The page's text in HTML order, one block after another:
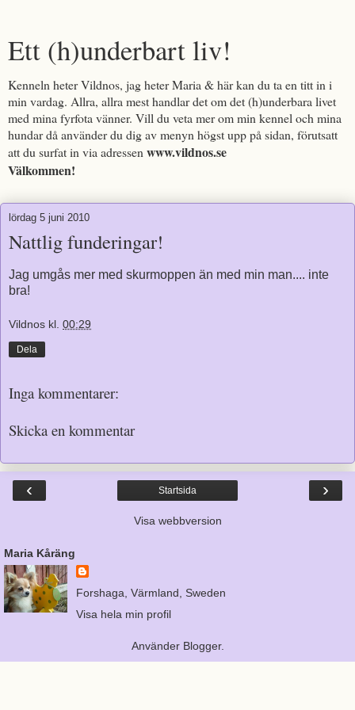
Ett (h)underbart liv!
Kenneln heter Vildnos, jag heter Maria & här kan du ta en titt in i
min vardag. Allra, allra mest handlar det om det (h)underbara livet
med mina fyrfota vänner. Vill du veta mer om min kennel och mina
hundar då använder du dig av menyn högst upp på sidan, förutsatt
att du surfat in via adressen www.vildnos.se
Välkommen!
lördag 5 juni 2010
Nattlig funderingar!
Jag umgås mer med skurmoppen än med min man.... inte
bra!
Vildnos kl. 00:29
Dela
Inga kommentarer:
Skicka en kommentar
‹ ›
Startsida
Visa webbversion
Maria Kåräng
Forshaga, Värmland, Sweden
Visa hela min profil
Använder Blogger.